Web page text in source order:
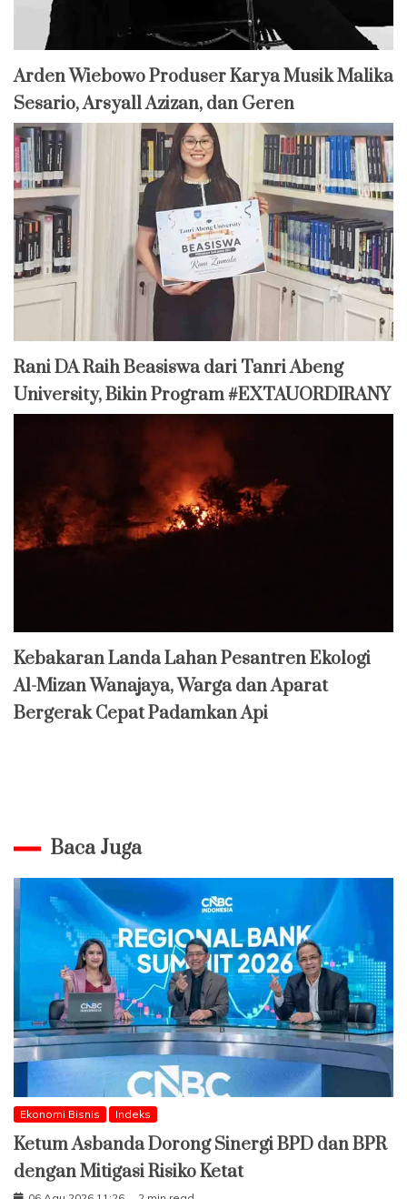
Arden Wiebowo Produser Karya Musik Malika
Sesario, Arsyall Azizan, dan Geren
Rani DA Raih Beasiswa dari Tanri Abeng
University, Bikin Program #EXTAUORDIRANY
Kebakaran Landa Lahan Pesantren Ekologi
Al-Mizan Wanajaya, Warga dan Aparat
Bergerak Cepat Padamkan Api
Baca Juga
Ekonomi Bisnis Indeks
Ketum Asbanda Dorong Sinergi BPD dan BPR
dengan Mitigasi Risiko Ketat